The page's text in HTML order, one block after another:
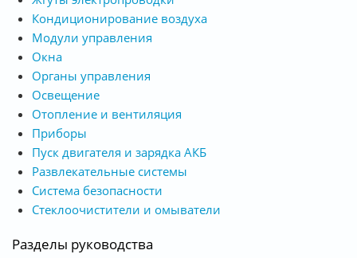
Кондиционирование воздуха
Модули управления
Окна
Органы управления
Освещение
Отопление и вентиляция
Приборы
Пуск двигателя и зарядка АКБ
Развлекательные системы
Система безопасности
Стеклоочистители и омыватели
Разделы руководства